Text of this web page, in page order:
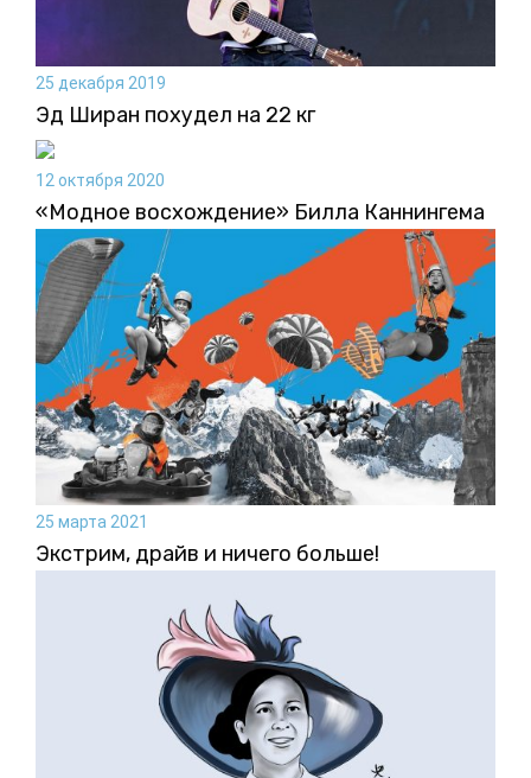
25 декабря 2019
Эд Ширан похудел на 22 кг
12 октября 2020
«Модное восхождение» Билла Каннингема
25 марта 2021
Экстрим, драйв и ничего больше!